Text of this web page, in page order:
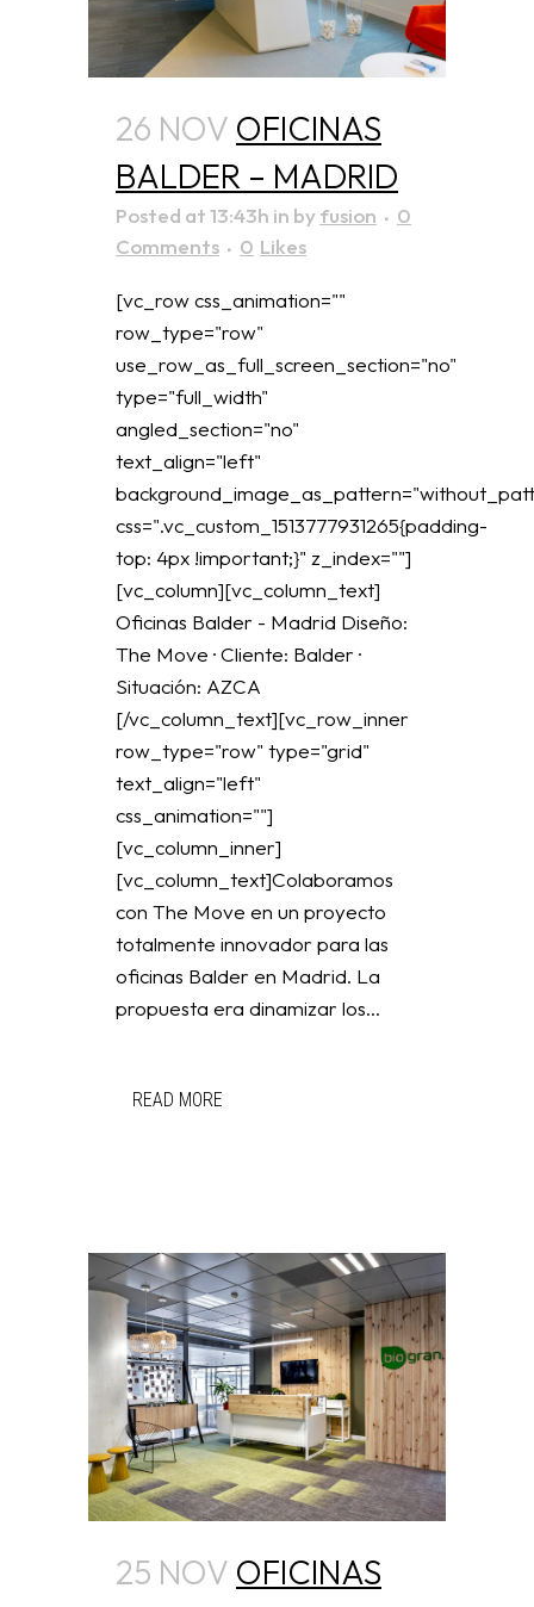
26 NOV OFICINAS
BALDER – MADRID
Posted at 13:43h in byfusion
0
Comments
0 Likes
[vc_row css_animation=""
row_type="row"
use_row_as_full_screen_section="no"
type="full_width"
angled_section="no"
text_align="left"
css=".vc_custom_1513777931265{padding-
top: 4px !important;}" z_index=""]
[vc_column][vc_column_text]
Oficinas Balder - Madrid Diseño:
The Move · Cliente: Balder ·
Situación: AZCA
[/vc_column_text][vc_row_inner
row_type="row" type="grid"
text_align="left"
css_animation=""]
[vc_column_inner]
[vc_column_text]Colaboramos
con The Move en un proyecto
totalmente innovador para las
oficinas Balder en Madrid. La
propuesta era dinamizar los...
READ MORE
25 NOV OFICINAS